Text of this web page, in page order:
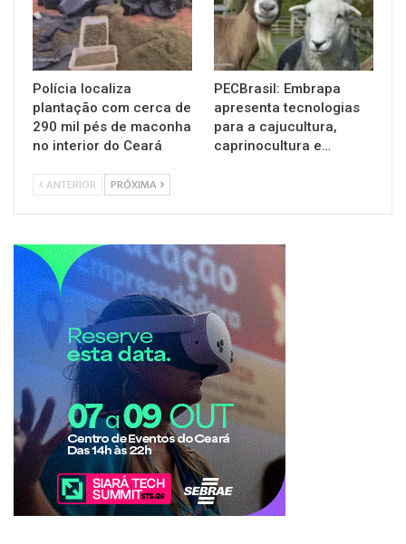
Polícia localiza
plantação com cerca de
290 mil pés de maconha
no interior do Ceará
PECBrasil: Embrapa
apresenta tecnologias
para a cajucultura,
caprinocultura e…
ANTERIOR PRÓXIMA